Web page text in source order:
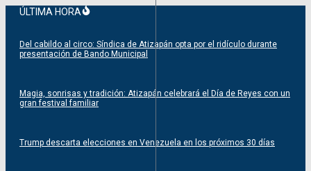
SaltarÚLTIMA HORA
Del cabildo al circo: Síndica de Atizapán opta por el ridículo durante
presentación de Bando Municipal
Magia, sonrisas y tradición: Atizapán celebrará el Día de Reyes con un
gran festival familiar
Trump descarta elecciones en Venezuela en los próximos 30 días